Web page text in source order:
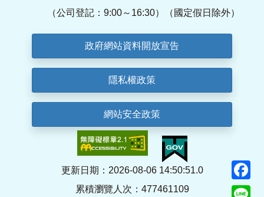
（公司登記：9:00～16:30）（國定假日除外）
政府網站資料開放宣告
隱私權政策
網站安全政策
更新日期：2026-08-06 14:50:51.0
累積瀏覽人次：477461109